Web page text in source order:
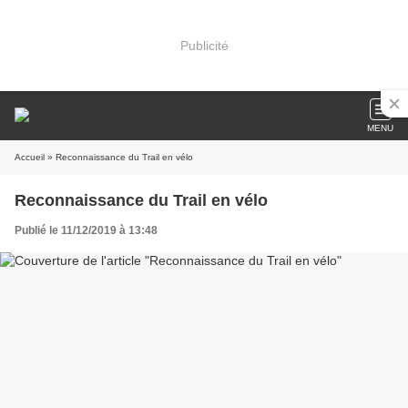
Publicité
MENU
Accueil » Reconnaissance du Trail en vélo
Reconnaissance du Trail en vélo
Publié le 11/12/2019 à 13:48